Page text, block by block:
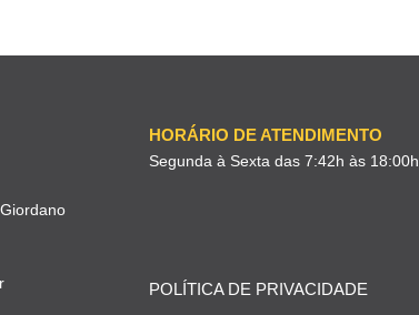
HORÁRIO DE ATENDIMENTO
Segunda à Sexta das 7:42h às 18:00h
POLÍTICA DE PRIVACIDADE